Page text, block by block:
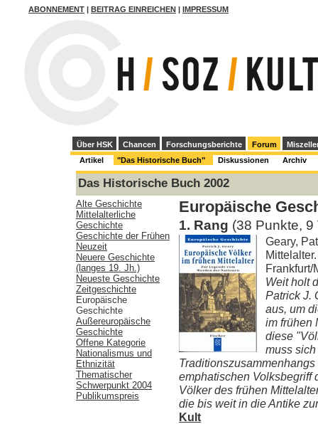
ABONNEMENT BEITRAG EINREICHEN IMPRESSUM
Über HSK Chancen Forschungsberichte Forum
Artikel
"Das Historische Buch" Diskussionen Archiv
Das Historische Buch 2002
Alte Geschichte
Mittelalterliche
Geschichte
Geschichte der Frühen
Neuzeit
Neuere Geschichte
(langes 19. Jh.)
Neueste Geschichte
Zeitgeschichte
Europäische
Geschichte
Außereuropäische
Geschichte
Offene Kategorie
Nationalismus und
Ethnizität
Thematischer
Schwerpunkt 2004
Publikumspreis
Europäische
1. Rang (38 Punkte, 9
Geary,
Frankfurt/
Weit holt
Patrick J.
aus, um
im frühen
diese
muss
emphatischen Volksbegriff
Völker des frühen
die bis weit in die Antike
Kult